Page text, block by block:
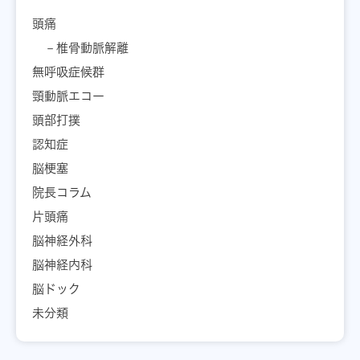
頭痛
椎骨動脈解離
無呼吸症候群
頸動脈エコー
頭部打撲
認知症
脳梗塞
院長コラム
片頭痛
脳神経外科
脳神経内科
脳ドック
未分類